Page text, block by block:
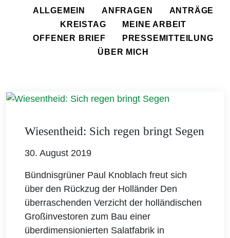
ALLGEMEIN ANFRAGEN
ANTRÄGE
KREISTAG
MEINE ARBEIT
OFFENER BRIEF
PRESSEMITTEILUNG
ÜBER MICH
Wiesentheid: Sich regen bringt Segen
30. August 2019
Bündnisgrüner Paul Knoblach freut sich
über den Rückzug der Holländer Den
überraschenden Verzicht der holländischen
Großinvestoren zum Bau einer
überdimensionierten Salatfabrik in